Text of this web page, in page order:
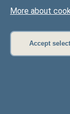
More about
Accept